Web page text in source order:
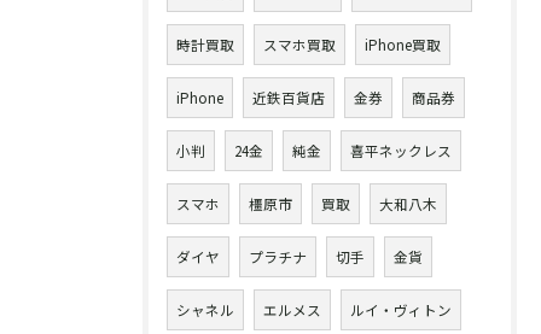
時計買取 スマホ買取 iPhone買取
iPhone 近鉄百貨店 金券 商品券
小判 24金 純金 喜平ネックレス
スマホ 橿原市 買取 大和八木
ダイヤ プラチナ 切手 金貨
シャネル エルメス ルイ・ヴィトン